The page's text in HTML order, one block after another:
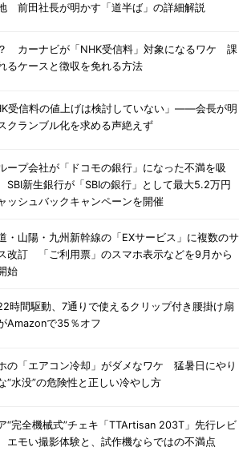
前田社長が明かす「道半ば」の詳細解説
カーナビが「NHK受信料」対象になるワケ 課
るケースと徴収を免れる方法
受信料の値上げは検討していない」――会長が明
ランブル化を求める声絶えず
ープ会社が「ドコモの銀行」になった不満を吸
新生銀行が「SBIの銀行」として最大5.2万円
ッシュバックキャンペーンを開催
・山陽・九州新幹線の「EXサービス」に複数のサ
改訂 「ご利用票」のスマホ表示などを9月から
始
時間駆動、7通りで使えるクリップ付き腰掛け扇
Amazonで35％オフ
の「エアコン冷却」がダメなワケ 猛暑日にやり
“水没”の危険性と正しい冷やし方
“完全機械式”チェキ「TTArtisan 203T」先行レビ
エモい撮影体験と、試作機ならではの不満点